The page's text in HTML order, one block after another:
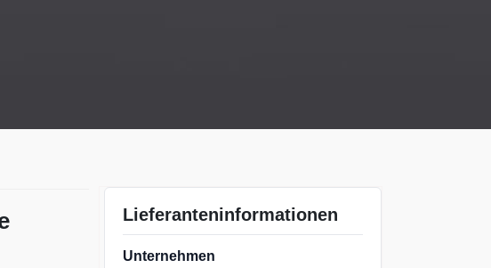
Lieferanteninformationen
Unternehmen